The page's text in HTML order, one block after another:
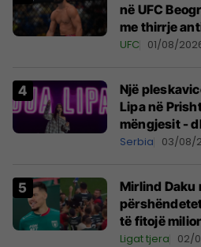
në UFC
me thirrje
tribunat
UFC 01/08/
Një
Lipa në
mëngjesit -
shpall
Serbia 03/08/
Mirlind Daku
të fitojë
Ligat tjera 02/